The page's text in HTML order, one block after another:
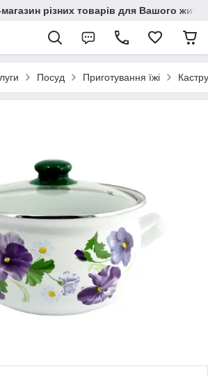
різних товарів для Вашого
Посуд Приготування їжі